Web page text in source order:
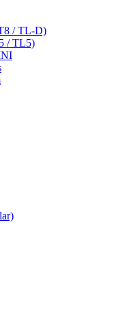
/ TL-D)
/ TL5)